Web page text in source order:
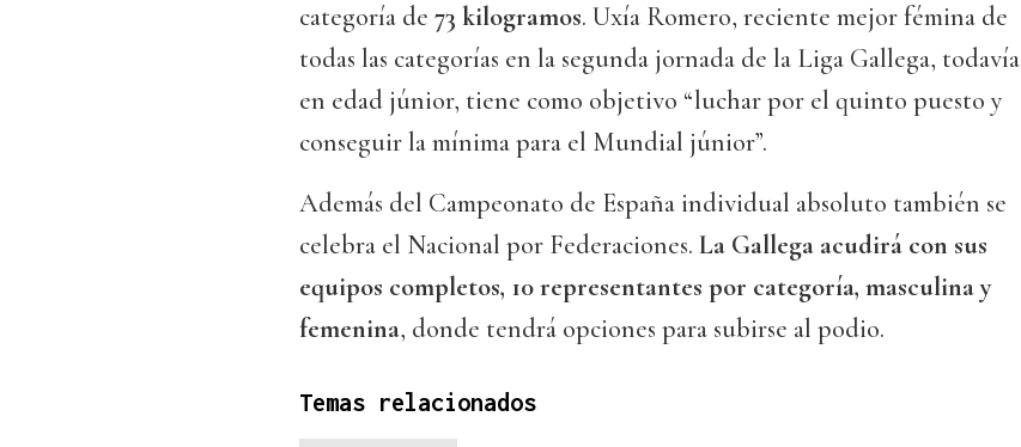
categoría de 73 kilogramos. Uxía Romero, reciente mejor fémina de
todas las categorías en la segunda jornada de la Liga Gallega, todavía
en edad júnior, tiene como objetivo “luchar por el quinto puesto y
conseguir la mínima para el Mundial júnior”.
Además del Campeonato de España individual absoluto también se
celebra el Nacional por Federaciones. La Gallega acudirá con sus
equipos completos, 10 representantes por categoría, masculina y
femenina, donde tendrá opciones para subirse al podio.
Temas relacionados